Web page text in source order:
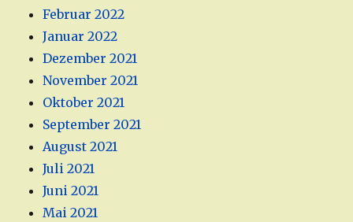
Februar 2022
Januar 2022
Dezember 2021
November 2021
Oktober 2021
September 2021
August 2021
Juli 2021
Juni 2021
Mai 2021